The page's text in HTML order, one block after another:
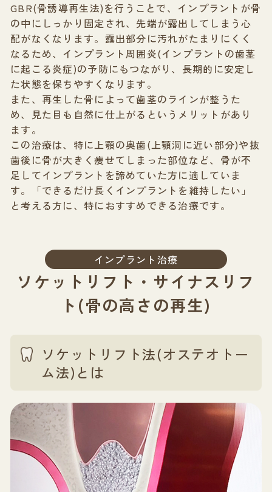
GBR(骨誘導再生法)を行うことで、インプラントが骨
の中にしっかり固定され、先端が露出してしまう心
配がなくなります。露出部分に汚れがたまりにくく
なるため、インプラント周囲炎(インプラントの歯茎
に起こる炎症)の予防にもつながり、長期的に安定し
た状態を保ちやすくなります。
また、再生した骨によって歯茎のラインが整うた
め、見た目も自然に仕上がるというメリットがあり
ます。
この治療は、特に上顎の奥歯(上顎洞に近い部分)や抜
歯後に骨が大きく痩せてしまった部位など、骨が不
足してインプラントを諦めていた方に適していま
す。「できるだけ長くインプラントを維持したい」
と考える方に、特におすすめできる治療です。
インプラント治療
ソケットリフト・サイナスリフ
ト(骨の高さの再生)
ソケットリフト法(オステオトー
ム法)とは